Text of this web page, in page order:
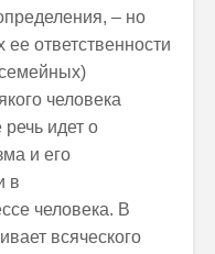
– но
ее ответственности
человека
идет о
и его
в
человека. В
всяческого